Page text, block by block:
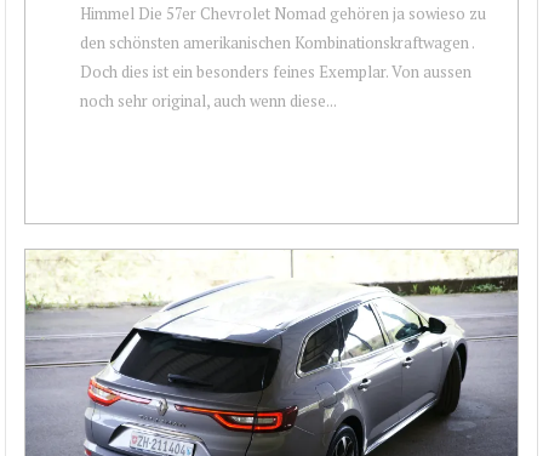
Himmel Die 57er Chevrolet Nomad gehören ja sowieso zu
den schönsten amerikanischen Kombinationskraftwagen .
Doch dies ist ein besonders feines Exemplar. Von aussen
noch sehr original, auch wenn diese...